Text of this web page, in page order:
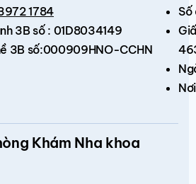
1784
3B số : 01D8034149
3B số:000909HNO-CCHN
Số
Khám Nha khoa